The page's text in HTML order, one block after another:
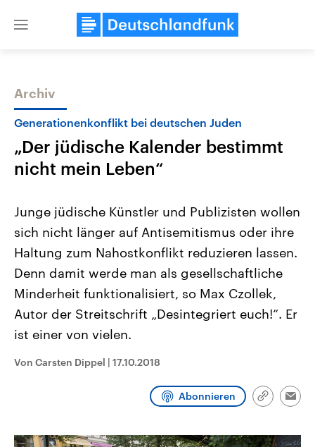
Close
Themen
Landtagswahl Sachsen-Anhalt
2026
Alle Informationen
Sachsen-Anhalt wählt am 6.
September 2026 einen neuen
Landtag. Seit 2021 wird das
Bundesland von einer Koalition aus
Umfragen, Prognosen,
und Hintergründe zu den Parteien
und Kandidaten der anstehenden
USA
Aktuelle Beiträge,
Hintergründe
Wirtschaftlich und
gehören die Vereinigten
den mächtigsten Ländern
mit großem Einfluss auf
aktuelle Weltgeschehen.
Sendungen Programm
Archiv
Generationenkonflikt bei deutschen Juden
„Der jüdische Kalender bestimmt
nicht mein Leben“
Junge jüdische Künstler und Publizisten wollen
sich nicht länger auf Antisemitismus oder ihre
Haltung zum Nahostkonflikt reduzieren lassen.
Denn damit werde man als gesellschaftliche
Minderheit funktionalisiert, so Max Czollek,
Autor der Streitschrift „Desintegriert euch!“. Er
ist einer von vielen.
Von Carsten Dippel | 17.10.2018
Abonnieren
Link